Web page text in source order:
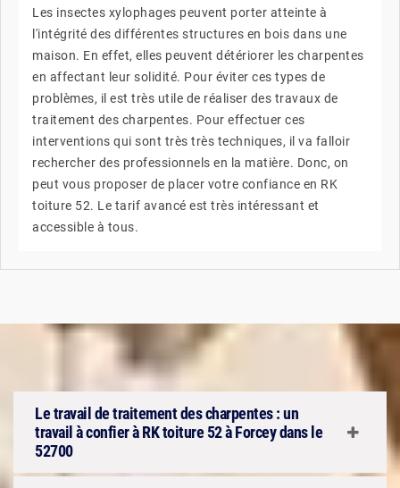
Les insectes xylophages peuvent porter atteinte à
l'intégrité des différentes structures en bois dans une
maison. En effet, elles peuvent détériorer les charpentes
en affectant leur solidité. Pour éviter ces types de
problèmes, il est très utile de réaliser des travaux de
traitement des charpentes. Pour effectuer ces
interventions qui sont très très techniques, il va falloir
rechercher des professionnels en la matière. Donc, on
peut vous proposer de placer votre confiance en RK
toiture 52. Le tarif avancé est très intéressant et
accessible à tous.
Le travail de traitement des charpentes : un
travail à confier à RK toiture 52 à Forcey dans le
52700